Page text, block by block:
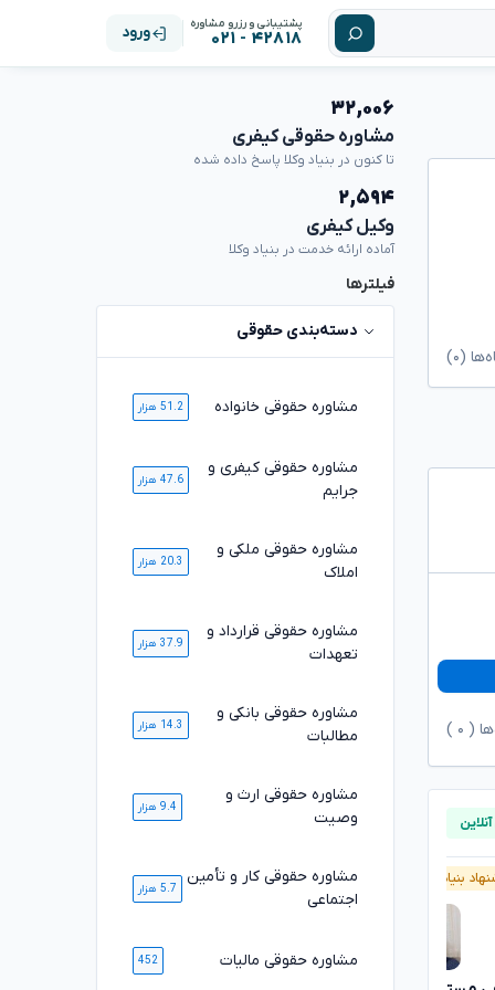
پشتیبانی و رزرو مشاوره
۴۲۸۱۸ - ۰۲۱ ورود
(۰)
( ۰
بنیاد وکلا آنلاین پیشنهاد بنیاد وکلا
۳۲,۰۰۶
مشاوره حقوقی کیفری
تا کنون در بنیاد وکلا پاسخ داده شده
۲,۵۹۴
وکیل کیفری
آماده ارائه خدمت در بنیاد وکلا
فیلترها
دسته‌بندی حقوقی
مشاوره حقوقی خانواده 51.2 هزار
مشاوره حقوقی کیفری و
جرایم
47.6 هزار
مشاوره حقوقی ملکی و
املاک
20.3 هزار
مشاوره حقوقی قرارداد و
تعهدات
37.9 هزار
مشاوره حقوقی بانکی و
مطالبات
14.3 هزار
مشاوره حقوقی ارث و
وصیت
9.4 هزار
مشاوره حقوقی کار و تأمین
اجتماعی
5.7 هزار
مشاوره حقوقی مالیات 452